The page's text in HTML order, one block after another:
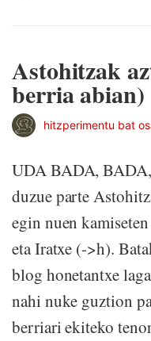
Astohitzak
berria abian)
hitzperimentu bat
UDA BADA,
duzue parte
egin nuen
eta Iratxe (->h).
blog honetantxe
nahi nuke guztion
berriari ekiteko